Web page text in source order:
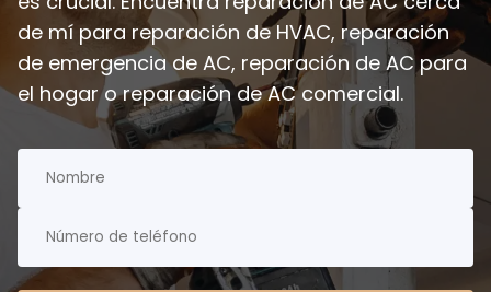
de mí para reparación de HVAC, reparación
de emergencia de AC, reparación de AC para
el hogar o reparación de AC comercial.